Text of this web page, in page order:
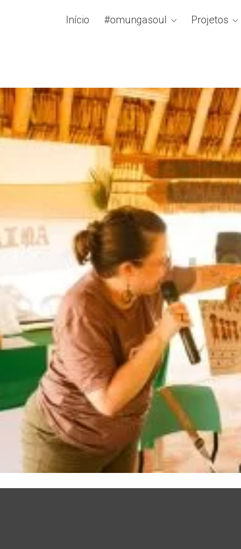
Início #omungasoul Projetos